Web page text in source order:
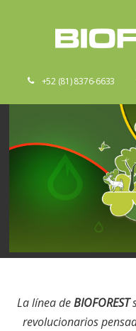
+52 (81) 8376-6633
La línea deBIOFOREST
revolucionarios